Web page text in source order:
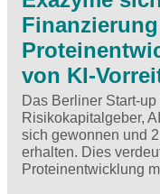
von KI-
Das Berliner Start-
Risikokapitalgeber,
sich gewonnen und
erhalten. Dies
Proteinentwicklung